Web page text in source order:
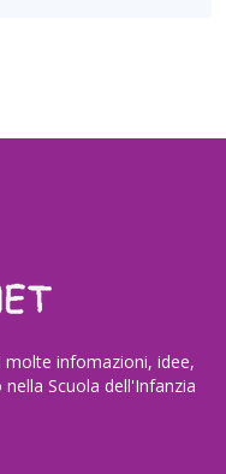
molte infomazioni, idee,
Scuola dell'Infanzia